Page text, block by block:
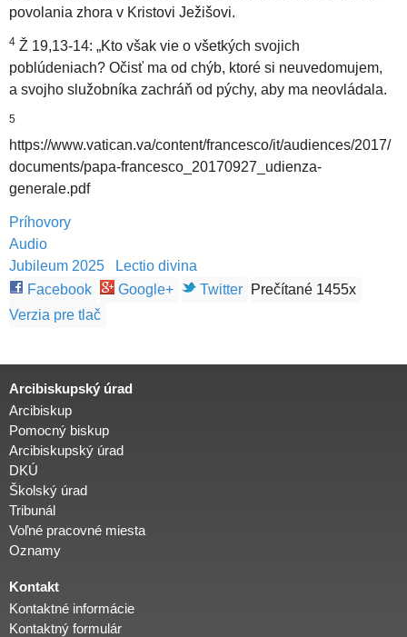
povolania zhora v Kristovi Ježišovi.
4 Ž 19,13-14: „Kto však vie o všetkých svojich
poblúdeniach? Očisť ma od chýb, ktoré si neuvedomujem,
a svojho služobníka zachráň od pýchy, aby ma neovládala.
5
https://www.vatican.va/content/francesco/it/audiences/2017/
documents/papa-francesco_20170927_udienza-
generale.pdf
Príhovory
Audio
Jubileum 2025
Lectio divina
Facebook
Google+ Twitter
Prečítané 1455x
Verzia pre tlač
Arcibiskupský úrad
Arcibiskup
Pomocný biskup
Arcibiskupský úrad
DKÚ
Školský úrad
Tribunál
Voľné pracovné miesta
Oznamy
Kontakt
Kontaktné informácie
Kontaktný formulár